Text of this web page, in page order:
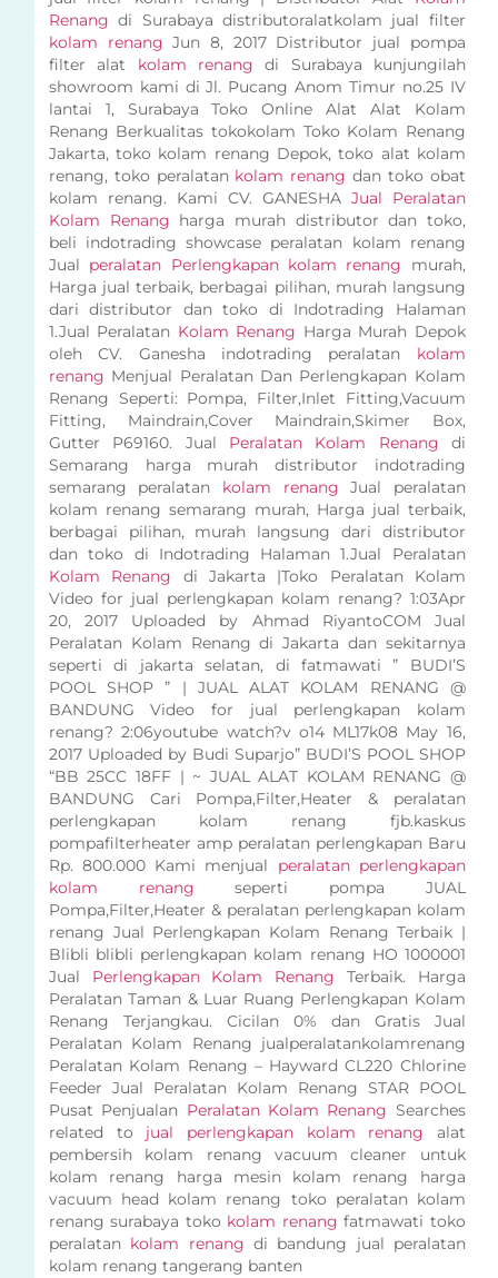
Renang di Surabaya distributoralatkolam jual filter
kolam renang Jun 8, 2017 Distributor jual pompa
filter alat kolam renang di Surabaya kunjungilah
showroom kami di Jl. Pucang Anom Timur no.25 IV
lantai 1, Surabaya Toko Online Alat Alat Kolam
Renang Berkualitas tokokolam Toko Kolam Renang
Jakarta, toko kolam renang Depok, toko alat kolam
renang, toko peralatankolam renang dan toko obat
kolam renang. Kami CV. GANESHA Jual Peralatan
Kolam Renang harga murah distributor dan toko,
beli indotrading showcase peralatan kolam renang
Jual peralatan Perlengkapan kolam renang murah,
Harga jual terbaik, berbagai pilihan, murah langsung
dari distributor dan toko di Indotrading Halaman
1.Jual Peralatan Kolam Renang Harga Murah Depok
oleh CV. Ganesha indotrading peralatan kolam
renang Menjual Peralatan Dan Perlengkapan Kolam
Renang Seperti: Pompa, Filter,Inlet Fitting,Vacuum
Fitting, Maindrain,Cover Maindrain,Skimer Box,
Gutter P69160. Jual Peralatan Kolam Renang di
Semarang harga murah distributor indotrading
semarang peralatan kolam renang Jual peralatan
kolam renang semarang murah, Harga jual terbaik,
berbagai pilihan, murah langsung dari distributor
dan toko di Indotrading Halaman 1.Jual Peralatan
Kolam Renang di Jakarta |Toko Peralatan Kolam
Video for jual perlengkapan kolam renang? 1:03Apr
20, 2017 Uploaded by Ahmad RiyantoCOM Jual
Peralatan Kolam Renang di Jakarta dan sekitarnya
seperti di jakarta selatan, di fatmawati ” BUDI’S
POOL SHOP ” | JUAL ALAT KOLAM RENANG @
BANDUNG Video for jual perlengkapan kolam
renang? 2:06youtube watch?v o14 ML17k08 May 16,
2017 Uploaded by Budi Suparjo” BUDI’S POOL SHOP
“BB 25CC 18FF | ~ JUAL ALAT KOLAM RENANG @
BANDUNG Cari Pompa,Filter,Heater & peralatan
perlengkapan kolam renang fjb.kaskus
pompafilterheater amp peralatan perlengkapan Baru
Rp. 800.000 Kami menjual peralatan perlengkapan
kolam renang seperti pompa JUAL
Pompa,Filter,Heater & peralatan perlengkapan kolam
renang Jual Perlengkapan Kolam Renang Terbaik |
Blibli blibli perlengkapan kolam renang HO 1000001
Jual Perlengkapan Kolam Renang Terbaik. Harga
Peralatan Taman & Luar Ruang Perlengkapan Kolam
Renang Terjangkau. Cicilan 0% dan Gratis Jual
Peralatan Kolam Renang jualperalatankolamrenang
Peralatan Kolam Renang – Hayward CL220 Chlorine
Feeder Jual Peralatan Kolam Renang STAR POOL
Pusat Penjualan Peralatan Kolam Renang Searches
related to jual perlengkapan kolam renang alat
pembersih kolam renang vacuum cleaner untuk
kolam renang harga mesin kolam renang harga
vacuum head kolam renang toko peralatan kolam
renang surabaya toko kolam renang fatmawati toko
peralatan kolam renang di bandung jual peralatan
kolam renang tangerang banten